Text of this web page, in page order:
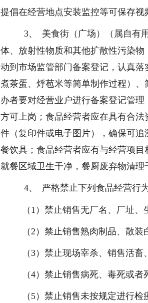
提倡在经营地点安装监控等可保存视
3、
美食街（广场）（属自有
体、放射性物质和其他扩散性污染
动到市场监管部门备案登记，认真
煮茶蛋、烀苞米等简单制作过程）
办者要对经营业户进行备案登记管
方可上岗；食品经营者应在具有合
件（复印件或电子图片），确保可
餐饮具；食品经营者应有与经营项
就餐区域卫生干净，餐厨废弃物清
4、 严格禁止下列食品经营行
（ 1 ） 禁止销售无厂名、厂址、
（2 ）禁止销售熟肉制品、散装
（3）禁止现场宰杀、销售活畜
（4）禁止销售病死、毒死或者
（ 5）禁止销售未按规定进行检